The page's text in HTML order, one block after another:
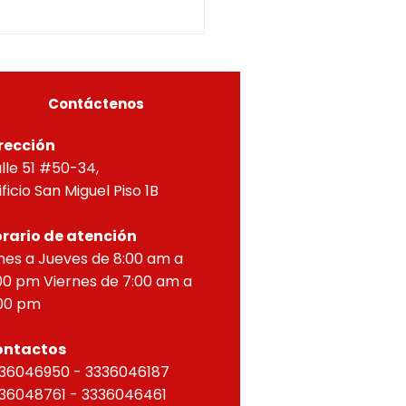
concordantes, hace
que según ra
Contáctenos
51 #50-34,
San Miguel Piso 1B
de atención
a Jueves de 8:00 am a
pm Viernes de 7:00 am a
pm
- 3336046187
- 3336046461